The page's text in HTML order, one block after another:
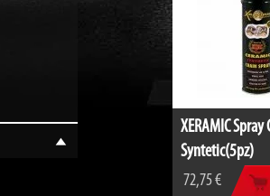
XERAMIC Spray
Syntetic(5pz)
72,75 €